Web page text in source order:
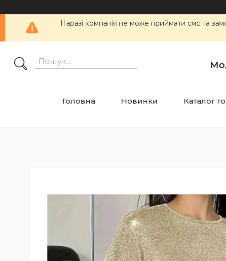
Наразі компанія не може приймати смс та
Головна Новинки Каталог